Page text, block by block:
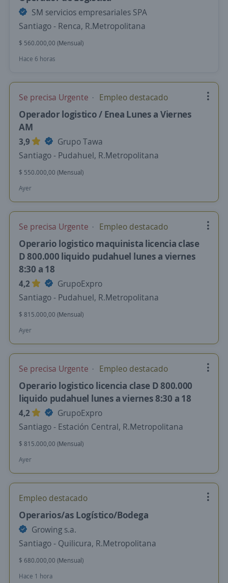
SM servicios empresariales SPA
Santiago - Renca, R.Metropolitana
$ 560.000,00 (Mensual)
Hace 6 horas
Se precisa Urgente Empleo destacado
Operador logistico / Enea Lunes a Viernes
AM
3,9
Grupo Tawa
Santiago - Pudahuel, R.Metropolitana
$ 550.000,00 (Mensual)
Ayer
Se precisa Urgente Empleo destacado
Operario logistico maquinista licencia clase
D 800.000 liquido pudahuel lunes a viernes
8:30 a 18
4,2
GrupoExpro
Santiago - Pudahuel, R.Metropolitana
$ 815.000,00 (Mensual)
Ayer
Se precisa Urgente Empleo destacado
Operario logistico licencia clase D 800.000
liquido pudahuel lunes a viernes 8:30 a 18
4,2
GrupoExpro
Santiago - Estación Central, R.Metropolitana
$ 815.000,00 (Mensual)
Ayer
Empleo destacado
Operarios/as Logístico/Bodega
Growing s.a.
Santiago - Quilicura, R.Metropolitana
$ 680.000,00 (Mensual)
Hace 1 hora